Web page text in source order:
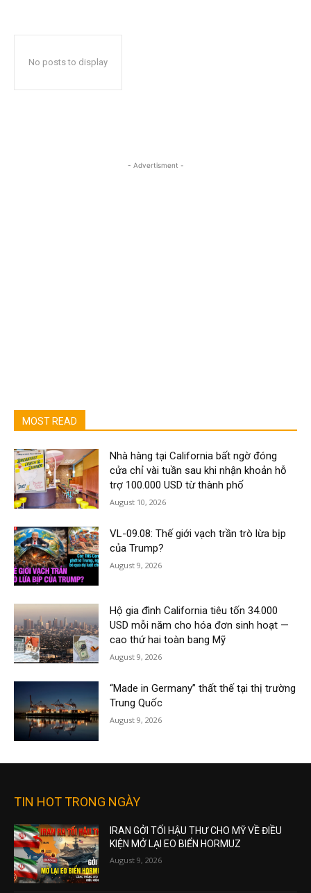
No posts to display
- Advertisment -
MOST READ
Nhà hàng tại California bất ngờ đóng
cửa chỉ vài tuần sau khi nhận khoản hỗ
trợ 100.000 USD từ thành phố
August 10, 2026
VL-09.08: Thế giới vạch trần trò lừa bịp
của Trump?
August 9, 2026
Hộ gia đình California tiêu tốn 34.000
USD mỗi năm cho hóa đơn sinh hoạt —
cao thứ hai toàn bang Mỹ
August 9, 2026
“Made in Germany” thất thế tại thị trường
Trung Quốc
August 9, 2026
TIN HOT TRONG NGÀY
IRAN GỞI TỐI HẬU THƯ CHO MỸ VỀ ĐIỀU
KIỆN MỞ LẠI EO BIỂN HORMUZ
August 9, 2026